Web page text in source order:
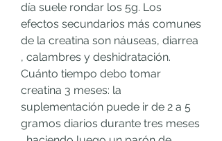
día suele rondar los 5g. Los
efectos secundarios más comunes
de la creatina son náuseas, diarrea
, calambres y deshidratación.
Cuánto tiempo debo tomar
creatina 3 meses: la
suplementación puede ir de 2 a 5
gramos diarios durante tres meses